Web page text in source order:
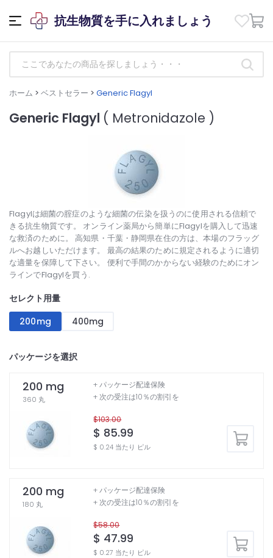
抗生物質を手に入れましょう
ホーム > ベストセラー > Generic Flagyl
Generic Flagyl ( Metronidazole )
Flagylは細菌の腟症のような細菌の伝染を扱うのに使用される信頼で
きる抗生物質です。 オンライン薬局から簡単にFlagylを購入して迅速
な救済のために。 高知県・千葉・静岡県在住の方は、本場のフラッグ
ルへお越しいただけます。 最高の結果のために規定されるように適切
な適量を保障して下さい。 便利で手間のかからない経験のためにオン
ラインでFlagylを買う.
セレクト用量
200mg
400mg
パッケージを選択
200 mg
360 丸
$103.00
$ 85.99
$ 0.24 当たり ピル
+ パッケージ配達保険
+ 次の受注は10％の割引を
200 mg
180 丸
$58.00
$ 47.99
$ 0.27 当たり ピル
+ パッケージ配達保険
+ 次の受注は10％の割引を